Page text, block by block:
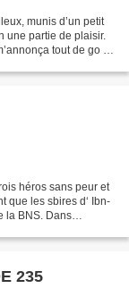
munis d’un petit
une partie de plaisir.
tout de go :
héros sans peur et
que les sbires d‘ Ibn-
la BNS. Dans
235